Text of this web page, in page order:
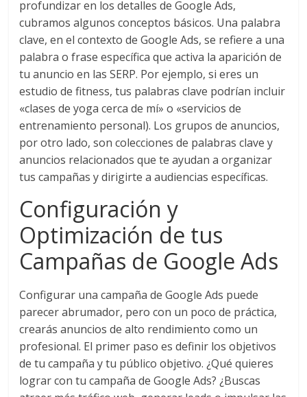
Mercadeo
en
Colombia
|
Revistas
de
Actualidad
en
Colombia
Revista
iBlue
profundizar en los detalles de Google Ads,
cubramos algunos conceptos básicos. Una palabra
clave, en el contexto de Google Ads, se refiere a una
palabra o frase específica que activa la aparición de
tu anuncio en las SERP. Por ejemplo, si eres un
estudio de fitness, tus palabras clave podrían incluir
«clases de yoga cerca de mí» o «servicios de
entrenamiento personal). Los grupos de anuncios,
por otro lado, son colecciones de palabras clave y
anuncios relacionados que te ayudan a organizar
tus campañas y dirigirte a audiencias específicas.
Configuración y
Optimización de tus
Campañas de Google Ads
Configurar una campaña de Google Ads puede
parecer abrumador, pero con un poco de práctica,
crearás anuncios de alto rendimiento como un
profesional. El primer paso es definir los objetivos
de tu campaña y tu público objetivo. ¿Qué quieres
lograr con tu campaña de Google Ads? ¿Buscas